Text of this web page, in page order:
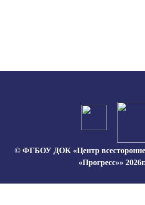
© ФГБОУ ДОК «Центр
«Прогресс»»